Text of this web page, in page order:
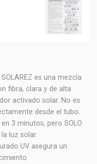
es una mezcla
fibra, clara y de alta
activado solar. No es
desde el tubo.
3 minutos, pero SOLO
luz solar.
UV asegura un